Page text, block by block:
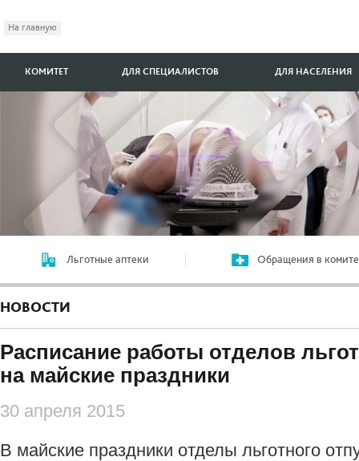
На главную
КОМИТЕТ ДЛЯ СПЕЦИАЛИСТОВ ДЛЯ НАСЕЛЕНИЯ
Льготные аптеки Обращения в
НОВОСТИ
Расписание работы отделов
на майские праздники
30 апреля 2015
В майские праздники отделы льготного